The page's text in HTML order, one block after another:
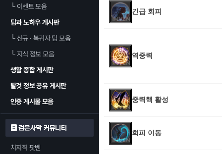
└이벤트 모음
팁과 노하우 게시판
└신규 · 복귀자 팁 모음
└지식 정보 모음
생활 종합 게시판
탈것 정보 공유 게시판
인증 게시물 모음
검은사막 커뮤니티
치지직 팟벤
긴급 회피
역중력
중력핵 활성
회피 이동